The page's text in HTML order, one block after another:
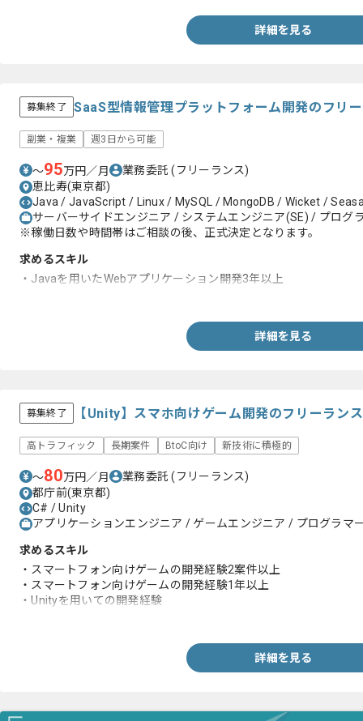
詳細を見る
募集終了 SaaS型情報管理プラットフォーム開発のフリ
副業・複業 週3日から可能
〜95万円／月 業務委託(フリーランス)
恵比寿(東京都)
Java / JavaScript / Linux / MySQL / MongoDB / Wicket /
サーバーサイドエンジニア / システムエンジニア(SE) / プログ
※稼働日数や時間帯はご相談の後、正式決定となります。
求めるスキル
・Javaを用いたWebアプリケーション開発3年以上
詳細を見る
募集終了 【Unity】スマホ向けゲーム開発のフリーラン
高トラフィック 長期案件 BtoC向け 新技術に積極的
〜80万円／月 業務委託(フリーランス)
都庁前(東京都)
C# / Unity
アプリケーションエンジニア / ゲームエンジニア / プログラマ
求めるスキル
・スマートフォン向けゲームの開発経験2案件以上
・スマートフォン向けゲームの開発経験1年以上
・Unityを用いての開発経験
詳細を見る